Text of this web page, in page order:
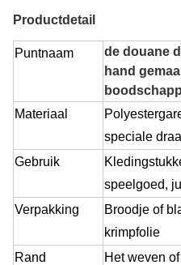
Productdetail
Puntnaam
de douane
hand
Materiaal
speciale
Gebruik
speelgoed,
Verpakking
Broodje of
krimpfolie
Rand
Het weven